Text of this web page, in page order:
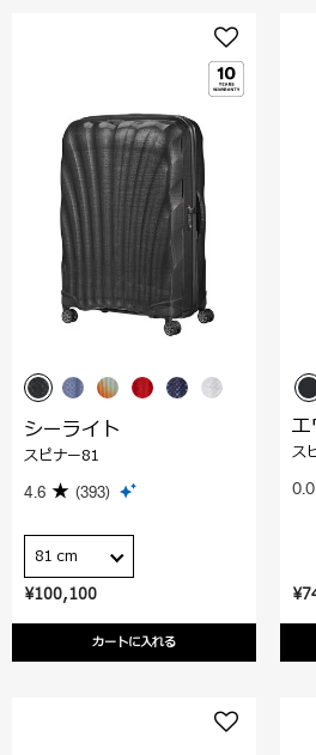
¥100,100
カートに入れる
シーライト
スピナー81
4.6 (393)
81 cm
ス
0.0